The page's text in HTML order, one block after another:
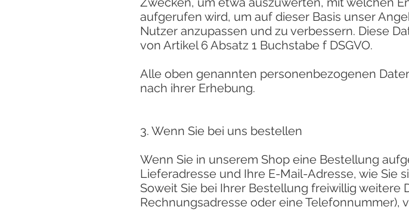
aufgerufen wird, um auf dieser Basis unser
Nutzer anzupassen und zu verbessern. Diese
von Artikel 6 Absatz 1 Buchstabe f DSGVO.
Alle oben genannten personenbezogenen
nach ihrer Erhebung.
3. Wenn Sie bei uns bestellen
Wenn Sie in unserem Shop eine Bestellung
Lieferadresse und Ihre E-Mail-Adresse, wie Sie
Soweit Sie bei Ihrer Bestellung freiwillig weitere
Rechnungsadresse oder eine Telefonnummer),